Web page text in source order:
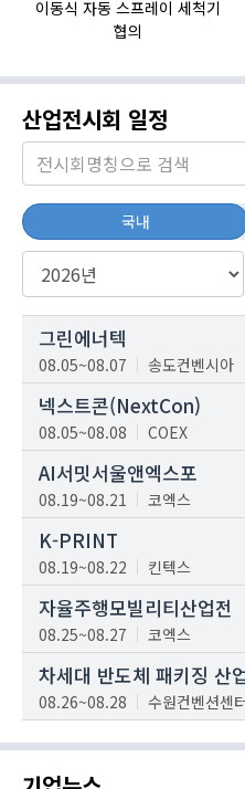
이동식 자동 스프레이 세척기
협의
산업전시회 일정
국내
그린에너텍
08.05~08.07 송도컨벤시아
넥스트콘(NextCon)
08.05~08.08 COEX
AI서밋서울앤엑스포
08.19~08.21 코엑스
K-PRINT
08.19~08.22 킨텍스
자율주행모빌리티산업전
08.25~08.27 코엑스
차세대 반도체 패키징 산
08.26~08.28 수원컨벤션센